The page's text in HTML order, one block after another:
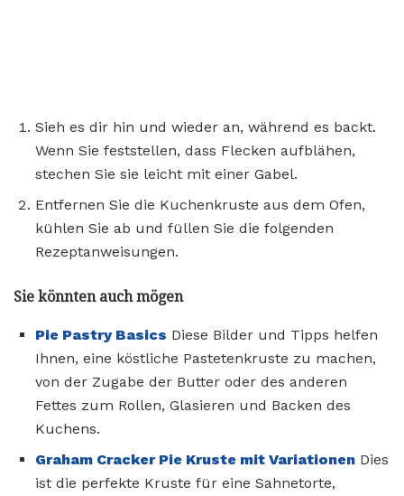
Sieh es dir hin und wieder an, während es backt.
Wenn Sie feststellen, dass Flecken aufblähen,
stechen Sie sie leicht mit einer Gabel.
Entfernen Sie die Kuchenkruste aus dem Ofen,
kühlen Sie ab und füllen Sie die folgenden
Rezeptanweisungen.
Sie könnten auch mögen
Pie Pastry Basics Diese Bilder und Tipps helfen
Ihnen, eine köstliche Pastetenkruste zu machen,
von der Zugabe der Butter oder des anderen
Fettes zum Rollen, Glasieren und Backen des
Kuchens.
Graham Cracker Pie Kruste mit Variationen Dies
ist die perfekte Kruste für eine Sahnetorte,